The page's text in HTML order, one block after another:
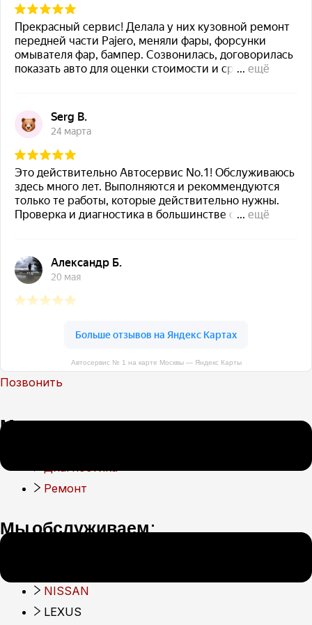
MAZDA ТО
MAZDA диагностика
MAZDA ремонт
Полировка кузова
Полезное
Примеры работ
Видео отзывы
Контакты
Рассветная аллея, 5А, Москва
+7(499) 322-18-84
Автосервис № 1 на карте Москвы — Яндекс Карты
Позвонить
Мы предлагаем:
Диагностика
Ремонт
Мы обслуживаем:
NISSAN
LEXUS